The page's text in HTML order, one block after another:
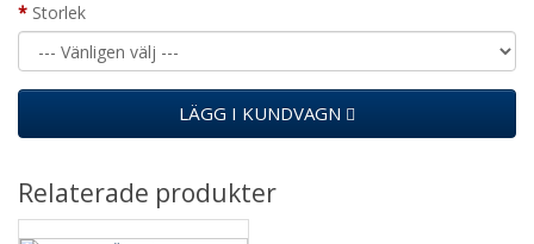
Storlek
LÄGG I KUNDVAGN
Relaterade produkter